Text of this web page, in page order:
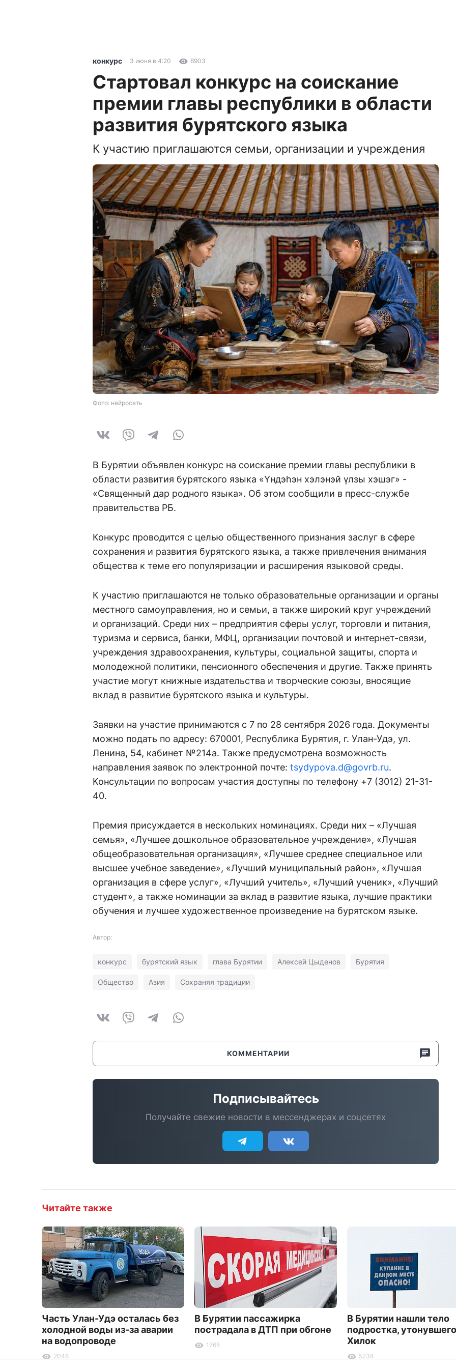
конкурс 3 июня в 4:20 6903
Стартовал конкурс на соискание
премии главы республики в области
развития бурятского языка
К участию приглашаются семьи, организации и учреждения
Фото: нейросеть
В Бурятии объявлен конкурс на соискание премии главы республики в
области развития бурятского языка «Yндэhэн хэлэнэй үлзы хэшэг» -
«Священный дар родного языка». Об этом сообщили в пресс-службе
правительства РБ.
Конкурс проводится с целью общественного признания заслуг в сфере
сохранения и развития бурятского языка, а также привлечения внимания
общества к теме его популяризации и расширения языковой среды.
К участию приглашаются не только образовательные организации и органы
местного самоуправления, но и семьи, а также широкий круг учреждений
и организаций. Среди них – предприятия сферы услуг, торговли и питания,
туризма и сервиса, банки, МФЦ, организации почтовой и интернет-связи,
учреждения здравоохранения, культуры, социальной защиты, спорта и
молодежной политики, пенсионного обеспечения и другие. Также принять
участие могут книжные издательства и творческие союзы, вносящие
вклад в развитие бурятского языка и культуры.
Заявки на участие принимаются с 7 по 28 сентября 2026 года. Документы
можно подать по адресу: 670001, Республика Бурятия, г. Улан-Удэ, ул.
Ленина, 54, кабинет №214а. Также предусмотрена возможность
направления заявок по электронной почте: tsydypova.d@govrb.ru.
Консультации по вопросам участия доступны по телефону +7 (3012) 21-31-
40.
Премия присуждается в нескольких номинациях. Среди них – «Лучшая
семья», «Лучшее дошкольное образовательное учреждение», «Лучшая
общеобразовательная организация», «Лучшее среднее специальное или
высшее учебное заведение», «Лучший муниципальный район», «Лучшая
организация в сфере услуг», «Лучший учитель», «Лучший ученик», «Лучший
студент», а также номинации за вклад в развитие языка, лучшие практики
обучения и лучшее художественное произведение на бурятском языке.
Автор:
конкурс бурятский язык глава Бурятии Алексей Цыденов Бурятия
Общество Азия Сохраняя традиции
КОММЕНТАРИИ
Подписывайтесь
Получайте свежие новости в мессенджерах и соцсетях
Читайте также
Часть Улан-Удэ осталась без
холодной воды из-за аварии
на водопроводе
2048
В Бурятии пассажирка
пострадала в ДТП при обгоне
1765
В Бурятии нашли тело
подростка,
Хилок
5238